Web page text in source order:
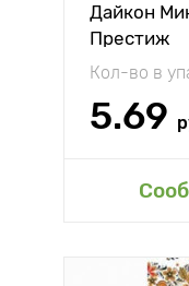
Дайкон
Престиж
Кол-во в
5.69